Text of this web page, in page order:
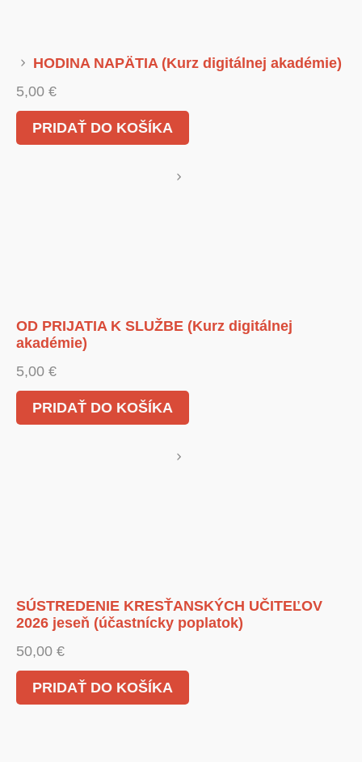
HODINA NAPÄTIA (Kurz digitálnej akadémie)
5,00 €
PRIDAŤ DO KOŠÍKA
OD PRIJATIA K SLUŽBE (Kurz digitálnej
akadémie)
5,00 €
PRIDAŤ DO KOŠÍKA
SÚSTREDENIE KRESŤANSKÝCH UČITEĽOV
2026 jeseň (účastnícky poplatok)
50,00 €
PRIDAŤ DO KOŠÍKA